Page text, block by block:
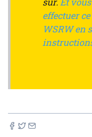
effectuer
WSRW en